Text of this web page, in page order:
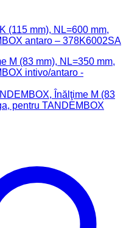
(115 mm), NL=600 mm,
antaro – 378K6002SA